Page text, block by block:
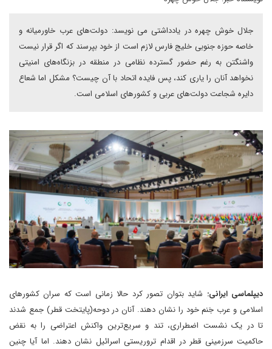
جلال خوش چهره در یادداشتی می نویسد: دولت‌های عرب خاورمیانه و
خاصه حوزه جنوبی خلیج فارس لازم است از خود بپرسند که اگر قرار نیست
واشنگتن به رغم حضور گسترده نظامی در منطقه در بزنگاه‌های امنیتی
نخواهد آنان را یاری کند، پس فایده اتحاد با آن چیست؟ مشکل اما شعاع
دایره شجاعت دولت‌های عربی و کشورهای اسلامی است.
دیپلماسی ایرانی: شاید بتوان تصور کرد حالا زمانی است که سران کشورهای
اسلامی و عرب جَنم خود را نشان دهند. آنان در دوحه(پایتخت قطر) جمع شدند
تا در یک نشست اضطراری، تند و سریع‌ترین واکنش اعتراضی را به نقض
حاکمیت سرزمینی قطر در اقدام تروریستی اسرائیل نشان دهند. اما آیا چنین